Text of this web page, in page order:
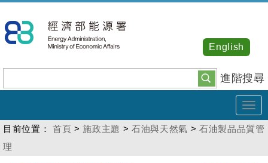
到
主
內
容
進階搜尋
English
目前位置： 首頁 >施政主題 >石油與天然氣 >石油製品品質管
理